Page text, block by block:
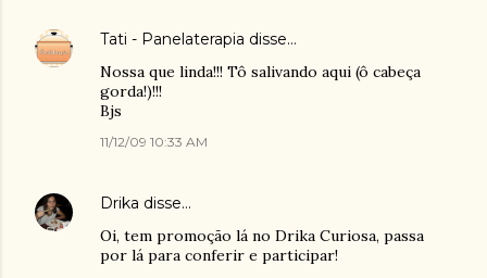
Tati - Panelaterapia disse…
Nossa que linda!!! Tô salivando aqui (ô cabeça
gorda!)!!!
Bjs
11/12/09 10:33 AM
Drika disse…
Oi, tem promoção lá no Drika Curiosa, passa
por lá para conferir e participar!